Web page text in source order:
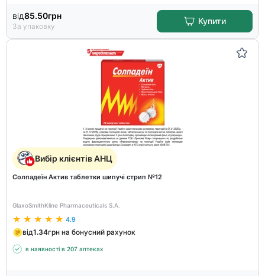
від85.50грн
За упаковку
Купити
Вибір клієнтів АНЦ
Солпадеїн Актив таблетки шипучі стрип №12
GlaxoSmithKline Pharmaceuticals S.A.
4.9
від1.34грн на бонусний рахунок
в наявності в 207 аптеках